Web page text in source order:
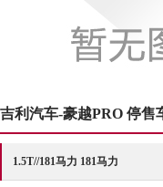
吉利汽车-豪越PRO 停售
1.5T//181马力 181马力